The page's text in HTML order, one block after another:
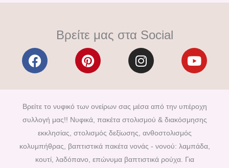
Βρείτε μας στα Social
F
a
e
b
o
o
k
P
i
t
e
r
e
s
t
I
n
t
a
g
r
a
m
Y
o
t
u
b
Βρείτε το νυφικό των ονείρων σας μέσα από την υπέροχη
συλλογή μας!! Νυφικά, πακέτα στολισμού & διακόσμησης
εκκλησίας, στολισμός δεξίωσης, ανθοστολισμός
κολυμπήθρας, βαπτιστικά πακέτα νονάς - νονού: λαμπάδα,
κουτί, λαδόπανο, επώνυμα βαπτιστικά ρούχα. Για